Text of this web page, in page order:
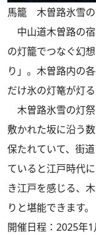
馬籠 木曽路氷雪の
中山道木曽路の
の灯籠でつなぐ幻
り」。木曽路内の
だけ氷の灯篭が灯
木曽路氷雪の灯
敷かれた坂に沿う
保たれていて、街
ていると江戸時代
き江戸を感じる、
りと堪能できます。
開催日程：2025年1